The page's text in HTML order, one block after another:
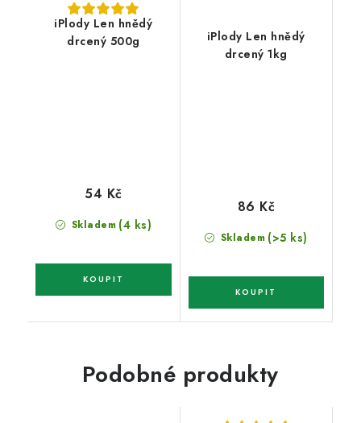
iPlody Len hnědý
drcený 500g
Skladem (4 ks)
54 Kč
iPlody Len hnědý
drcený 1kg
Skladem (>5 ks)
86 Kč
Podobné produkty